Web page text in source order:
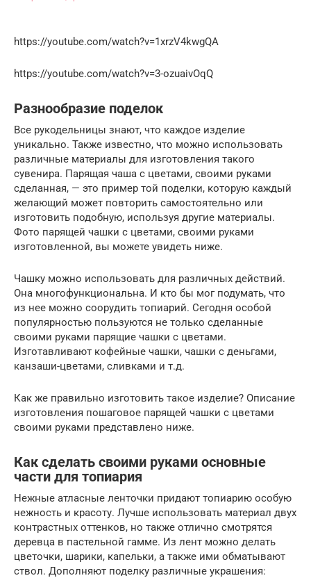
https://youtube.com/watch?v=1xrzV4kwgQA
https://youtube.com/watch?v=3-ozuaivOqQ
Разнообразие поделок
Все рукодельницы знают, что каждое изделие
уникально. Также известно, что можно использовать
различные материалы для изготовления такого
сувенира. Парящая чаша с цветами, своими руками
сделанная, — это пример той поделки, которую каждый
желающий может повторить самостоятельно или
изготовить подобную, используя другие материалы.
Фото парящей чашки с цветами, своими руками
изготовленной, вы можете увидеть ниже.
Чашку можно использовать для различных действий.
Она многофункциональна. И кто бы мог подумать, что
из нее можно соорудить топиарий. Сегодня особой
популярностью пользуются не только сделанные
своими руками парящие чашки с цветами.
Изготавливают кофейные чашки, чашки с деньгами,
канзаши-цветами, сливками и т.д.
Как же правильно изготовить такое изделие? Описание
изготовления пошаговое парящей чашки с цветами
своими руками представлено ниже.
Как сделать своими руками основные
части для топиария
Нежные атласные ленточки придают топиарию особую
нежность и красоту. Лучше использовать материал двух
контрастных оттенков, но также отлично смотрятся
деревца в пастельной гамме. Из лент можно делать
цветочки, шарики, капельки, а также ими обматывают
ствол. Дополняют поделку различные украшения: